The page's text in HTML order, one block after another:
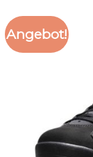
Angebot!